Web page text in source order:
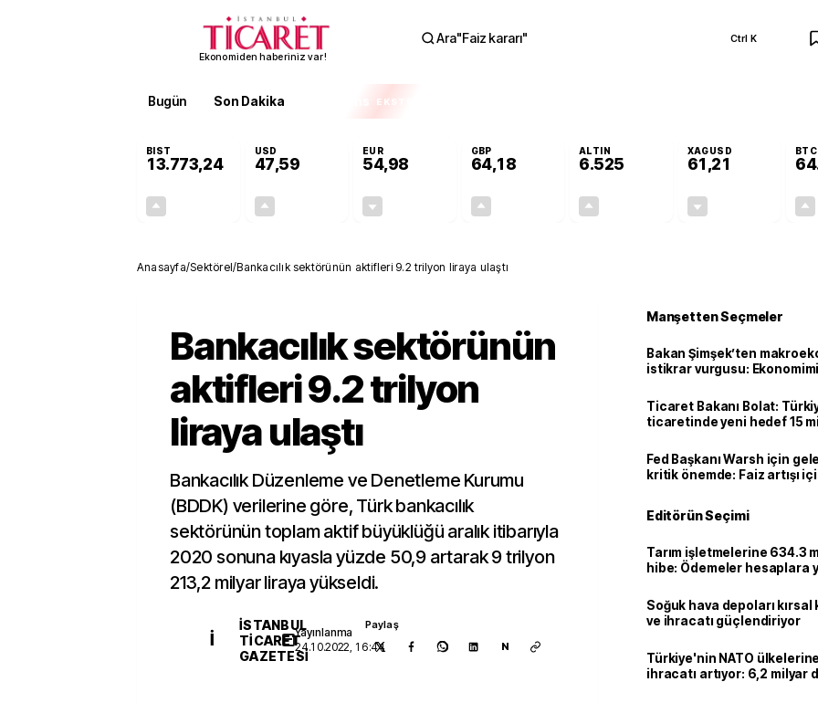
Ekonomiden haberiniz var!
Ara"Faiz kararı" Ctrl K
Bugün Son Dakika EKSTRA
BIST
13.773,24
USD
47,59
EUR
54,98
GBP
64,18
ALTIN
6.525
XAGUSD
61,21
BTC
Anasayfa/Sektörel/Bankacılık sektörünün aktifleri 9.2 trilyon liraya ulaştı
Bankacılık sektörünün
aktifleri 9.2 trilyon
liraya ulaştı
Bankacılık Düzenleme ve Denetleme Kurumu
(BDDK) verilerine göre, Türk bankacılık
sektörünün toplam aktif büyüklüğü aralık itibarıyla
2020 sonuna kıyasla yüzde 50,9 artarak 9 trilyon
213,2 milyar liraya yükseldi.
İ
İSTANBUL
TICARET
GAZETESI
Yayınlanma
24.10.2022, 16:44
Paylaş
N
Manşetten Seçmeler
Bakan Şimşek’ten
istikrar vurgusu:
Ticaret Bakanı Bolat:
ticaretinde yeni hedef 15
Fed Başkanı Warsh için
kritik önemde: Faiz artışı
Editörün Seçimi
Tarım işletmelerine 634.3
hibe: Ödemeler hesaplara
Soğuk hava depoları kırsal
ve ihracatı güçlendiriyor
Türkiye'nin NATO
ihracatı artıyor: 6,2 milyar